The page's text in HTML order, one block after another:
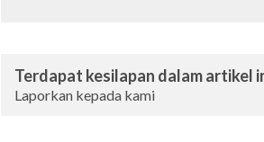
Terdapat kesilapan dalam artikel
Laporkan kepada kami